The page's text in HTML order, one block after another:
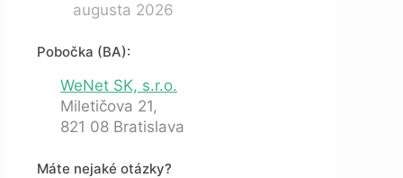
augusta 2026
Pobočka (BA):
WeNet SK, s.r.o.
Miletičova 21,
821 08 Bratislava
Máte nejaké otázky?